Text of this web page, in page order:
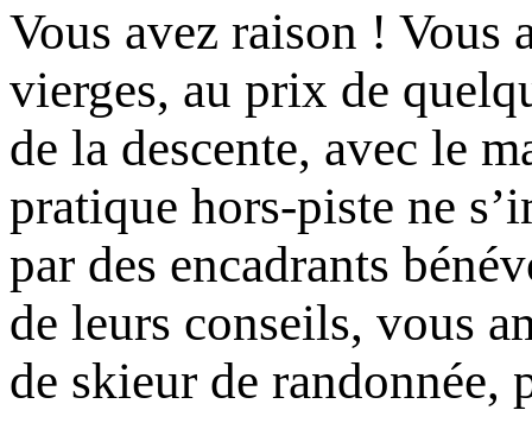
Vous avez raison ! Vous
vierges, au prix de
de la descente, avec le
pratique hors-piste ne
par des encadrants
de leurs conseils, vous
de skieur de randonnée,